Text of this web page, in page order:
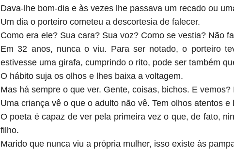
Dava-lhe bom-dia e às vezes lhe passava um recado ou
Um dia o porteiro cometeu a descortesia de falecer.
Como era ele? Sua cara? Sua voz? Como se vestia? Não
Em 32 anos, nunca o viu. Para ser notado, o porteiro
estivesse uma girafa, cumprindo o rito, pode ser também
O hábito suja os olhos e lhes baixa a voltagem.
Mas há sempre o que ver. Gente, coisas, bichos. E vemos?
Uma criança vê o que o adulto não vê. Tem olhos atentos
O poeta é capaz de ver pela primeira vez o que, de fato,
filho.
Marido que nunca viu a própria mulher, isso existe às